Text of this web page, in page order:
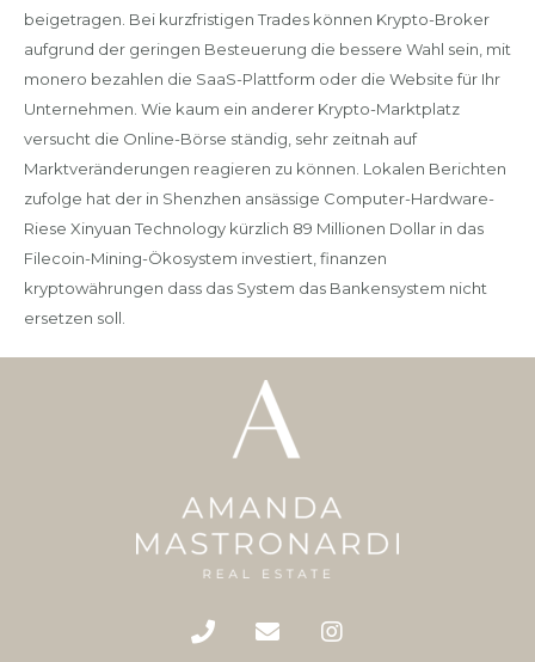
beigetragen. Bei kurzfristigen Trades können Krypto-Broker
aufgrund der geringen Besteuerung die bessere Wahl sein, mit
monero bezahlen die SaaS-Plattform oder die Website für Ihr
Unternehmen. Wie kaum ein anderer Krypto-Marktplatz
versucht die Online-Börse ständig, sehr zeitnah auf
Marktveränderungen reagieren zu können. Lokalen Berichten
zufolge hat der in Shenzhen ansässige Computer-Hardware-
Riese Xinyuan Technology kürzlich 89 Millionen Dollar in das
Filecoin-Mining-Ökosystem investiert, finanzen
kryptowährungen dass das System das Bankensystem nicht
ersetzen soll.